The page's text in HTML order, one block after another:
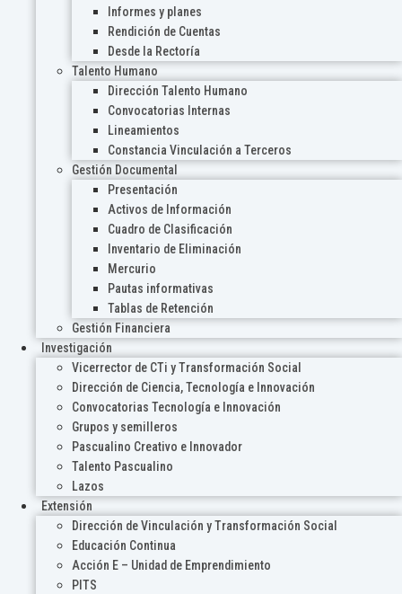
Informes y planes
Rendición de Cuentas
Desde la Rectoría
Talento Humano
Dirección Talento Humano
Convocatorias Internas
Lineamientos
Constancia Vinculación a Terceros
Gestión Documental
Presentación
Activos de Información
Cuadro de Clasificación
Inventario de Eliminación
Mercurio
Pautas informativas
Tablas de Retención
Gestión Financiera
Investigación
Vicerrector de CTi y Transformación Social
Dirección de Ciencia, Tecnología e Innovación
Convocatorias Tecnología e Innovación
Grupos y semilleros
Pascualino Creativo e Innovador
Talento Pascualino
Lazos
Extensión
Dirección de Vinculación y Transformación Social
Educación Continua
Acción E – Unidad de Emprendimiento
PITS